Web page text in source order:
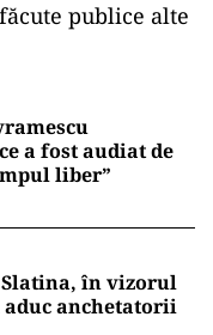
publice alte
a fost audiat de
liber”
în vizorul
aduc anchetatorii